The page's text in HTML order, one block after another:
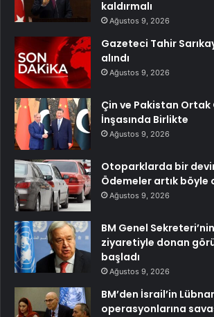
kaldırmalı
Ağustos 9, 2026
Gazeteci Tahir
alındı
Ağustos 9, 2026
Çin ve Pakistan Ortak
İnşasında Birlikte
Ağustos 9, 2026
Otoparklarda bir
Ödemeler artık böyle
Ağustos 9, 2026
BM Genel Sekreteri’nin
ziyaretiyle donan
başladı
Ağustos 9, 2026
BM’den İsrail’in
operasyonlarına